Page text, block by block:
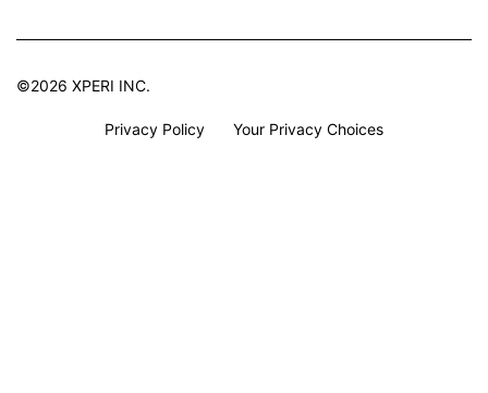
©2026 XPERI INC.
Privacy Policy Your Privacy Choices